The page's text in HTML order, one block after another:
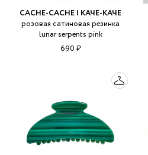
CACHE-CACHE | КАЧЕ-КАЧЕ
розовая сатиновая резинка
lunar serpents pink
690 ₽